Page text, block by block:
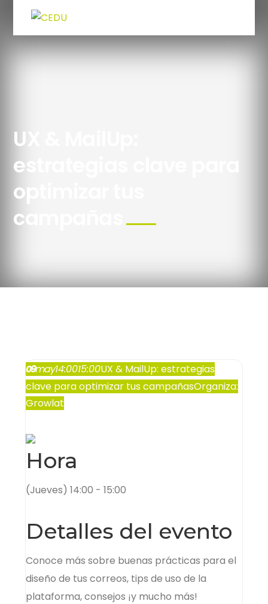
UX & MailUp:
estrategias clave para
optimizar tus
campañas
09may14:0015:00UX & MailUp: estrategias
clave para optimizar tus campañasOrganiza:
Growlat
Hora
(Jueves) 14:00 - 15:00
Detalles del evento
Conoce más sobre buenas prácticas para el
diseño de tus correos, tips de uso de la
plataforma, consejos ¡y mucho más!